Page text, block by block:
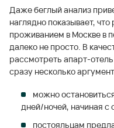
Даже беглый анализ
наглядно показывает,
проживанием в Москве в
далеко не просто. В
рассмотреть апарт-
сразу несколько
можно
дней/ночей, начиная с
постояльцам